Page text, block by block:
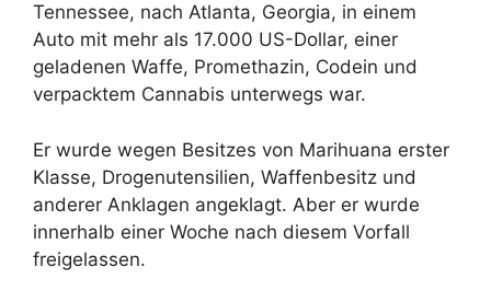
Tennessee, nach Atlanta, Georgia, in einem
Auto mit mehr als 17.000 US-Dollar, einer
geladenen Waffe, Promethazin, Codein und
verpacktem Cannabis unterwegs war.
Er wurde wegen Besitzes von Marihuana erster
Klasse, Drogenutensilien, Waffenbesitz und
anderer Anklagen angeklagt. Aber er wurde
innerhalb einer Woche nach diesem Vorfall
freigelassen.